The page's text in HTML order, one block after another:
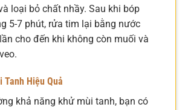
loại bỏ chất nhầy. Sau khi bóp
5-7 phút, rửa tim lại bằng nước
cho đến khi không còn muối và
Tanh Hiệu Quả
khả năng khử mùi tanh, bạn có